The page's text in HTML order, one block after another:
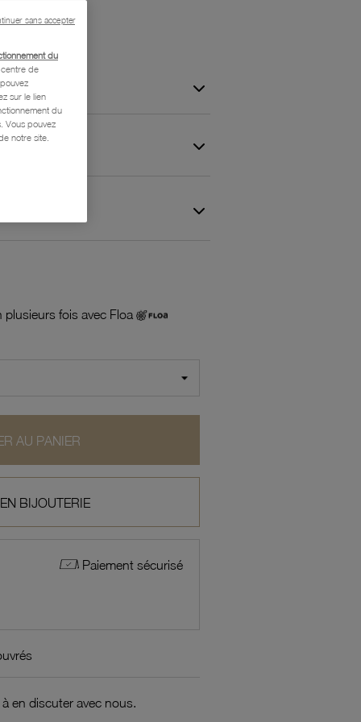
fois avec Floa
AU PANIER
BIJOUTERIE
Paiement sécurisé
en discuter avec nous.
du
de
sur le lien
du
Vous pouvez
notre site.
sans accepter